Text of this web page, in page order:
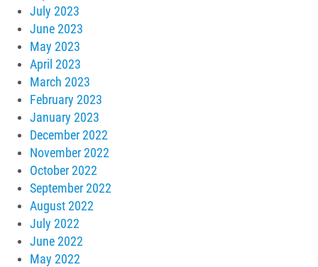
July 2023
June 2023
May 2023
April 2023
March 2023
February 2023
January 2023
December 2022
November 2022
October 2022
September 2022
August 2022
July 2022
June 2022
May 2022